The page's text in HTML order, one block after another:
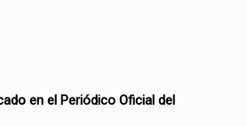
en el Periódico Oficial del